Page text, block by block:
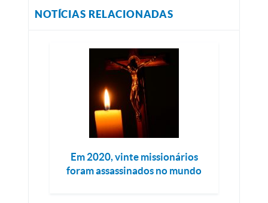
NOTÍCIAS RELACIONADAS
Em 2020, vinte missionários
foram assassinados no mundo